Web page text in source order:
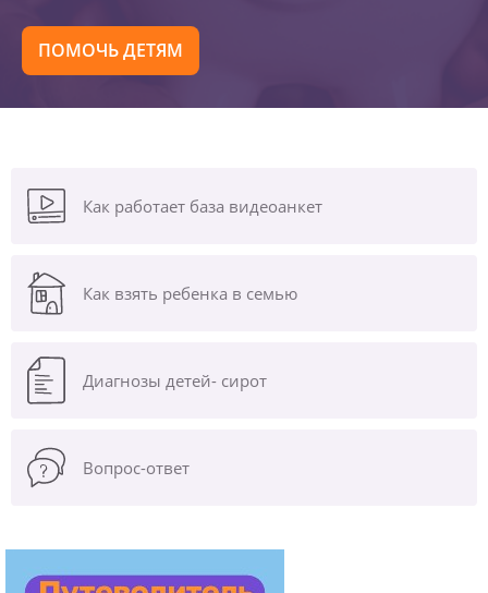
ПОМОЧЬ ДЕТЯМ
Как работает база видеоанкет
Как взять ребенка в семью
Диагнозы детей- сирот
Вопрос-ответ